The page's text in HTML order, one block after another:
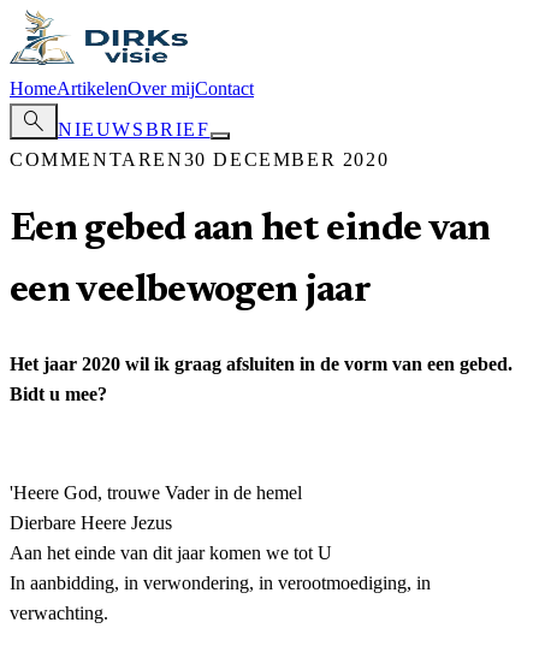
HomeArtikelenOver mijContact
search
NIEUWSBRIEF
COMMENTAREN30 DECEMBER 2020
Een gebed aan het einde van
een veelbewogen jaar
Het jaar 2020 wil ik graag afsluiten in de vorm van een gebed.
Bidt u mee?
'Heere God, trouwe Vader in de hemel
Dierbare Heere Jezus
Aan het einde van dit jaar komen we tot U
In aanbidding, in verwondering, in verootmoediging, in
verwachting.